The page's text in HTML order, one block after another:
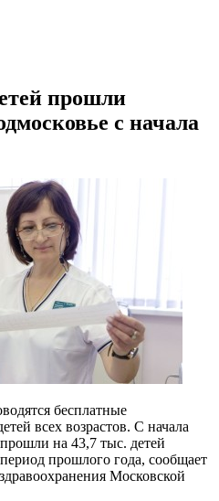
прошли
с начала
бесплатные
всех возрастов. С начала
на 43,7 тыс. детей
прошлого года, сообщает
Московской